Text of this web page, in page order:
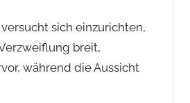
sich einzurichten,
breit,
während die Aussicht